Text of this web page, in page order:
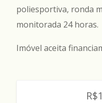
poliesportiva, ronda
monitorada 24 horas.
Imóvel aceita